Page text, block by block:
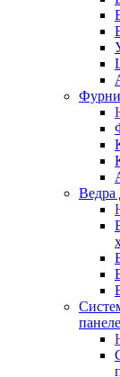
Ведра